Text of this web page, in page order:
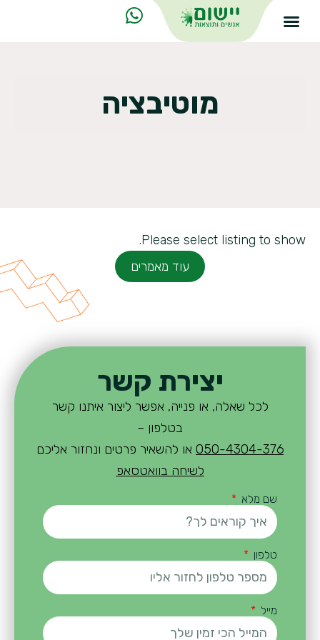
מוטיבציה
Please select listing to show.
עוד מאמרים
יצירת קשר
לכל שאלה, או פנייה, אפשר ליצור איתנו קשר
בטלפון –
050-4304-376 או להשאיר פרטים ונחזור אליכם
לשיחה בוואטסאפ
שם מלא
טלפון
מייל